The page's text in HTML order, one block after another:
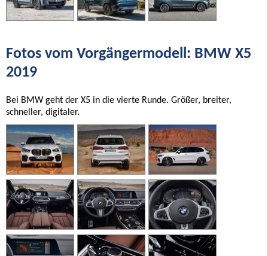
Fotos vom Vorgängermodell: BMW X5
2019
Bei BMW geht der X5 in die vierte Runde. Größer, breiter,
schneller, digitaler.